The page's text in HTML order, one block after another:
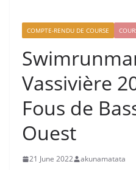
COMPTE-RENDU DE COURSE
Vassivière
Fous de
Ouest
21 June 2022 akunamatata